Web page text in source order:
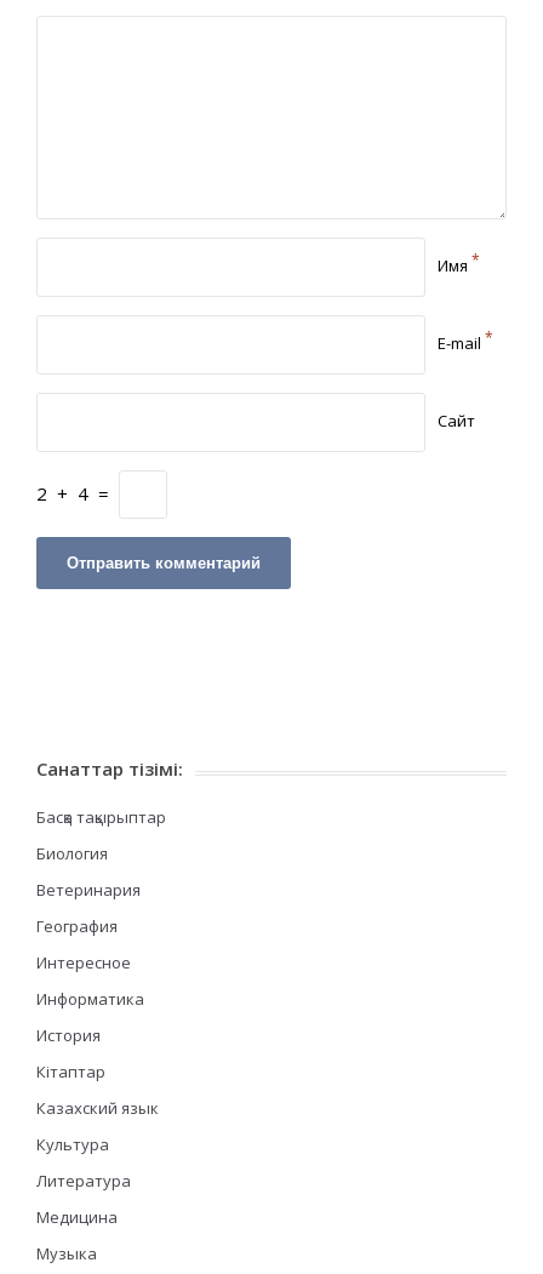
Имя *
E-mail *
Сайт
2 + 4 =
Санаттар тізімі:
Басқа тақырыптар
Биология
Ветеринария
География
Интересное
Информатика
История
Кітаптар
Казахский язык
Культура
Литература
Медицина
Музыка